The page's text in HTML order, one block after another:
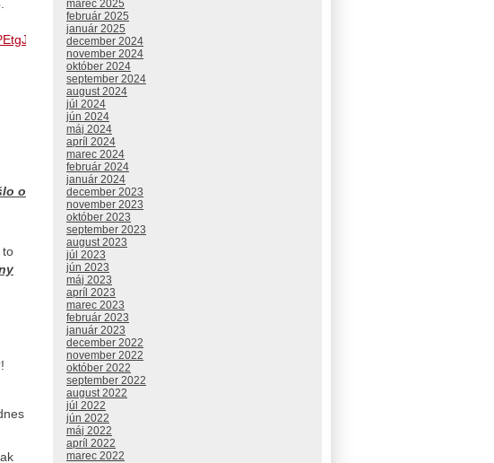
o
to
marec 2025
február 2025
január 2025
december 2024
november 2024
október 2024
september 2024
august 2024
júl 2024
jún 2024
máj 2024
apríl 2024
marec 2024
február 2024
január 2024
december 2023
november 2023
október 2023
september 2023
august 2023
júl 2023
jún 2023
máj 2023
apríl 2023
marec 2023
február 2023
január 2023
december 2022
november 2022
október 2022
september 2022
august 2022
júl 2022
jún 2022
máj 2022
apríl 2022
marec 2022